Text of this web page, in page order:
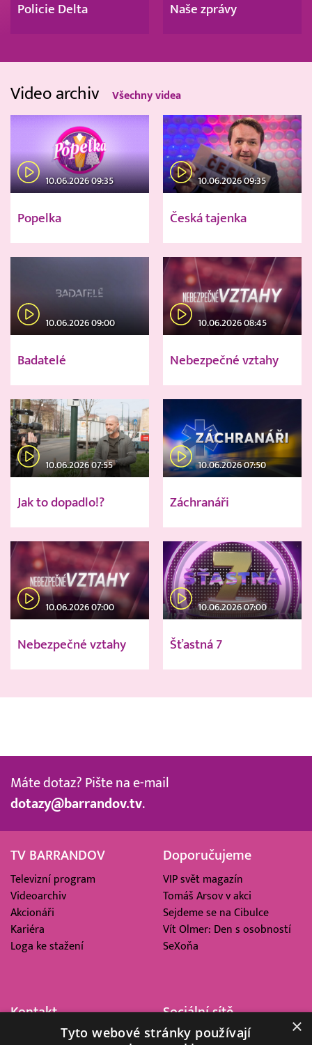
Policie Delta Naše zprávy
Video archiv Všechny videa
10.06.2026 09:35
Popelka
10.06.2026 09:35
Česká tajenka
10.06.2026 09:00
Badatelé
10.06.2026 08:45
Nebezpečné vztahy
10.06.2026 07:55
Jak to dopadlo!?
10.06.2026 07:50
Záchranáři
10.06.2026 07:00
Nebezpečné vztahy
10.06.2026 07:00
Šťastná 7
Máte dotaz? Pište na e-mail
dotazy@barrandov.tv.
TV BARRANDOV
Televizní program
Videoarchiv
Akcionáři
Kariéra
Loga ke stažení
Doporučujeme
VIP svět magazín
Tomáš Arsov v akci
Sejdeme se na Cibulce
Vít Olmer: Den s osobností
SeXoňa
Kontakt
Barrandov Televizní Studio,
Sociální sítě
×
Tyto webové stránky používají